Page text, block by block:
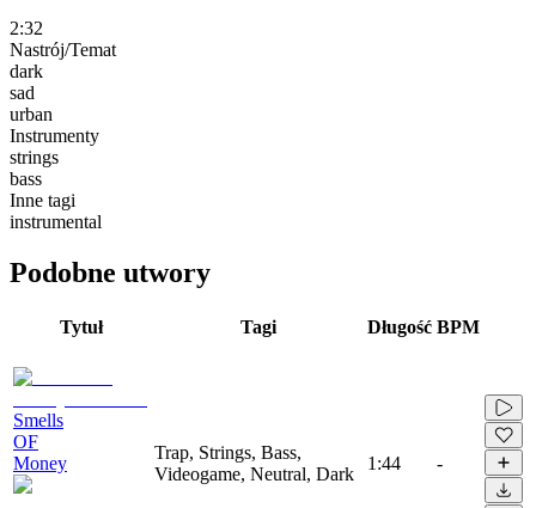
2:32
Nastrój/Temat
dark
sad
urban
Instrumenty
strings
bass
Inne tagi
instrumental
Podobne utwory
Tytuł Tagi Długość BPM
Smells
OF
Money
Trap, Strings, Bass,
Videogame, Neutral, Dark
1:44 -